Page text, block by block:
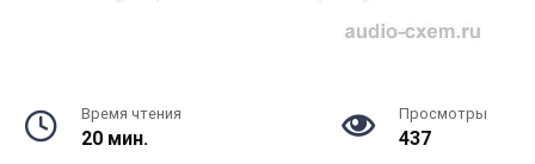
Время чтения
20 мин.
Просмотры
437